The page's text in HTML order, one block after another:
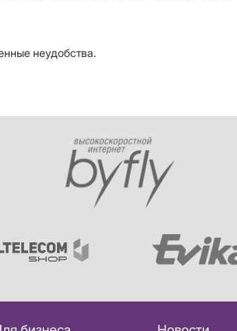
неудобства.